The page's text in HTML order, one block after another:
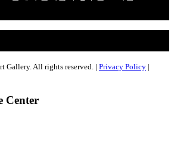
Gallery. All rights reserved. | Privacy Policy |
Center